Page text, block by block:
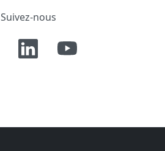
Suivez-nous